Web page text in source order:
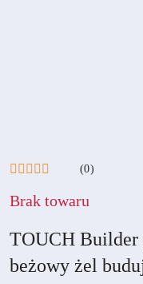
(0)
Brak towaru
TOUCH Builder
beżowy żel